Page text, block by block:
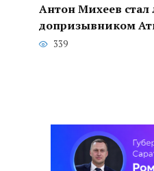
Антон Михеев
допризывником
339